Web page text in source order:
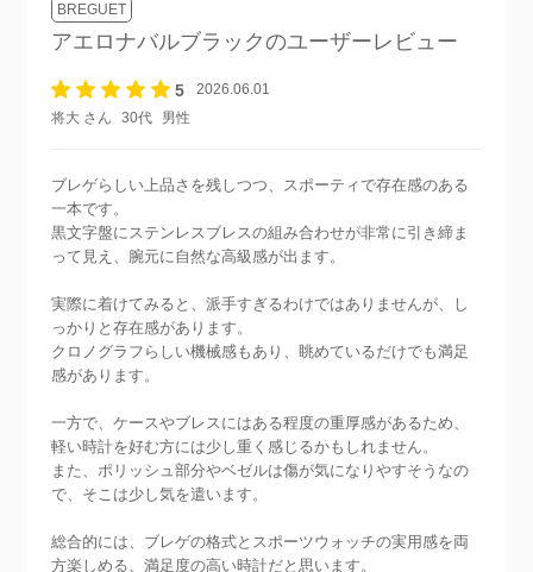
BREGUET
アエロナバルブラックのユーザーレビュー
5
2026.06.01
将大 さん
30代 男性
ブレゲらしい上品さを残しつつ、スポーティで存在感のある
一本です。
黒文字盤にステンレスブレスの組み合わせが非常に引き締ま
って見え、腕元に自然な高級感が出ます。
実際に着けてみると、派手すぎるわけではありませんが、し
っかりと存在感があります。
クロノグラフらしい機械感もあり、眺めているだけでも満足
感があります。
一方で、ケースやブレスにはある程度の重厚感があるため、
軽い時計を好む方には少し重く感じるかもしれません。
また、ポリッシュ部分やベゼルは傷が気になりやすそうなの
で、そこは少し気を遣います。
総合的には、ブレゲの格式とスポーツウォッチの実用感を両
方楽しめる、満足度の高い時計だと思います。